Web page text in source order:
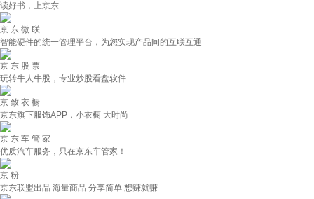
读好书，上京东
京 东 微 联
智能硬件的统一管理平台，为您实现产品间的互联互通
京 东 股 票
玩转牛人牛股，专业炒股看盘软件
京 致 衣 橱
京东旗下服饰APP，小衣橱 大时尚
京 东 车 管 家
优质汽车服务，只在京东车管家！
京 粉
京东联盟出品 海量商品 分享简单 想赚就赚